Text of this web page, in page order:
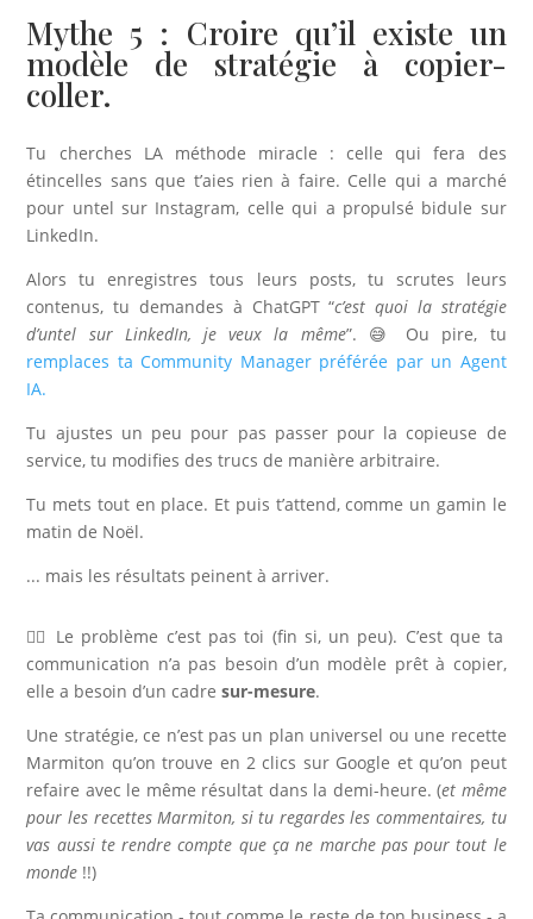
Mythe 5 : Croire qu’il existe un
modèle de stratégie à copier-
coller.
Tu cherches LA méthode miracle : celle qui fera des
étincelles sans que t’aies rien à faire. Celle qui a marché
pour untel sur Instagram, celle qui a propulsé bidule sur
LinkedIn.
Alors tu enregistres tous leurs posts, tu scrutes leurs
contenus, tu demandes à ChatGPT “c’est quoi la stratégie
d’untel sur LinkedIn, je veux la même”. 😅 Ou pire, tu
remplaces ta Community Manager préférée par un Agent
IA.
Tu ajustes un peu pour pas passer pour la copieuse de
service, tu modifies des trucs de manière arbitraire.
Tu mets tout en place. Et puis t’attend, comme un gamin le
matin de Noël.
... mais les résultats peinent à arriver.
👉🏻 Le problème c’est pas toi (fin si, un peu). C’est que ta
communication n’a pas besoin d’un modèle prêt à copier,
elle a besoin d’un cadresur-mesure.
Une stratégie, ce n’est pas un plan universel ou une recette
Marmiton qu’on trouve en 2 clics sur Google et qu’on peut
refaire avec le même résultat dans la demi-heure. (et même
pour les recettes Marmiton, si tu regardes les commentaires, tu
vas aussi te rendre compte que ça ne marche pas pour tout le
monde !!)